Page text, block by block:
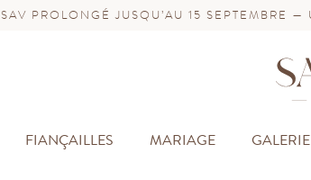
SAV PROLONGÉ JUSQU’AU 15 SEPTEMBRE
FIANÇAILLES MARIAGE